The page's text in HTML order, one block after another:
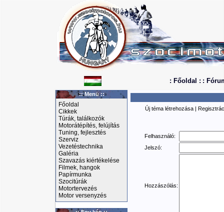
: Főoldal : :
:: Menü ::
Főoldal
Cikkek
Túrák, találkozók
Motorátépítés, felújítás
Tuning, fejlesztés
Szerviz
Vezetéstechnika
Galéria
Szavazás kiértékelése
Filmek, hangok
Papírmunka
Szocitúrák
Motortervezés
Motor versenyzés
Új téma létrehozása |
Felhasználó:
Jelszó:
Hozzászólás: